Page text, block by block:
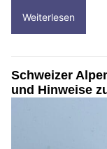
Weiterlesen
Schweizer
und Hinweise